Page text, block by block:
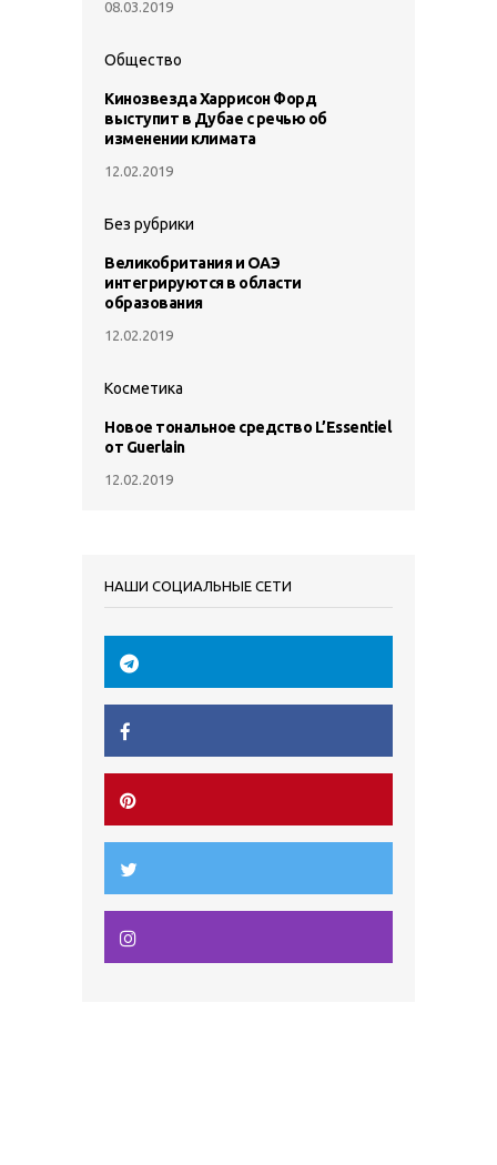
08.03.2019
Общество
Кинозвезда Харрисон Форд
выступит в Дубае с речью об
изменении климата
12.02.2019
Без рубрики
Великобритания и ОАЭ
интегрируются в области
образования
12.02.2019
Косметика
Новое тональное средство L’Essentiel
от Guerlain
12.02.2019
НАШИ СОЦИАЛЬНЫЕ СЕТИ